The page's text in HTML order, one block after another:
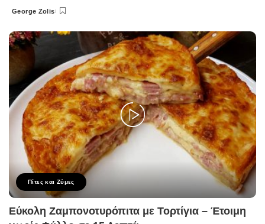
Posted
George Zolis
Πίτες και Ζύμες
Εύκολη Ζαμπονοτυρόπιτα με Τορτίγια – Έτοιμη